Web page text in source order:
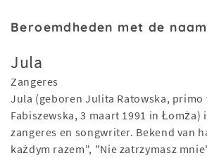
Beroemdheden met de
Jula
Zangeres
Jula (geboren Julita Ratowska,
Fabiszewska, 3 maart 1991 in Łomża)
zangeres en songwriter. Bekend van
każdym razem", "Nie zatrzymasz